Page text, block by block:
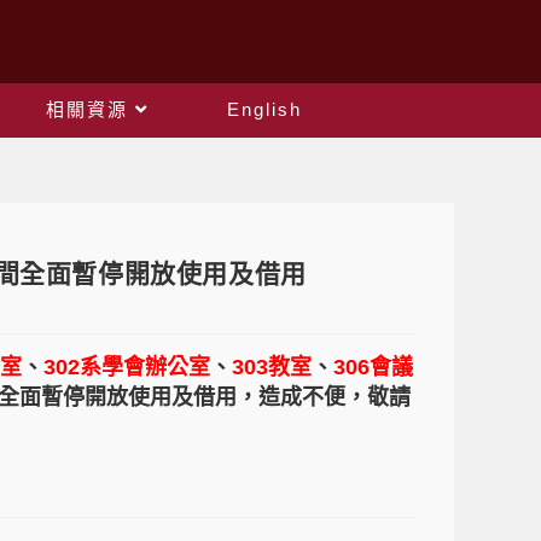
相關資源 English
全面暫停開放使用及借用
、 302系學會辦公室 、 303教室 、 306會議
面暫停開放使用及借用，造成不便，敬請